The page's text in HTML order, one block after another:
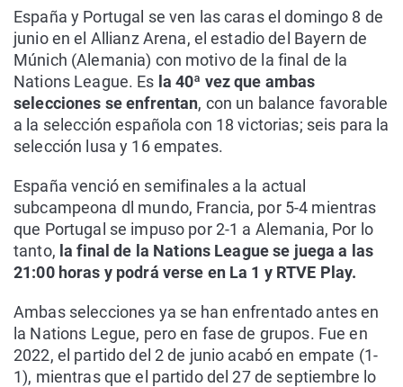
España y Portugal se ven las caras el domingo 8 de
junio en el Allianz Arena, el estadio del Bayern de
Múnich (Alemania) con motivo de la final de la
Nations League. Es la 40ª vez que ambas
selecciones se enfrentan, con un balance favorable
a la selección española con 18 victorias; seis para la
selección lusa y 16 empates.
España venció en semifinales a la actual
subcampeona dl mundo, Francia, por 5-4 mientras
que Portugal se impuso por 2-1 a Alemania, Por lo
tanto, la final de la Nations League se juega a las
21:00 horas y podrá verse en La 1 y RTVE Play.
Ambas selecciones ya se han enfrentado antes en
la Nations Legue, pero en fase de grupos. Fue en
2022, el partido del 2 de junio acabó en empate (1-
1), mientras que el partido del 27 de septiembre lo